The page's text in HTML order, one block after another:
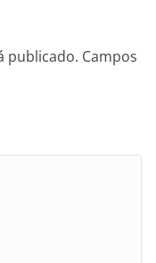
publicado. Campos